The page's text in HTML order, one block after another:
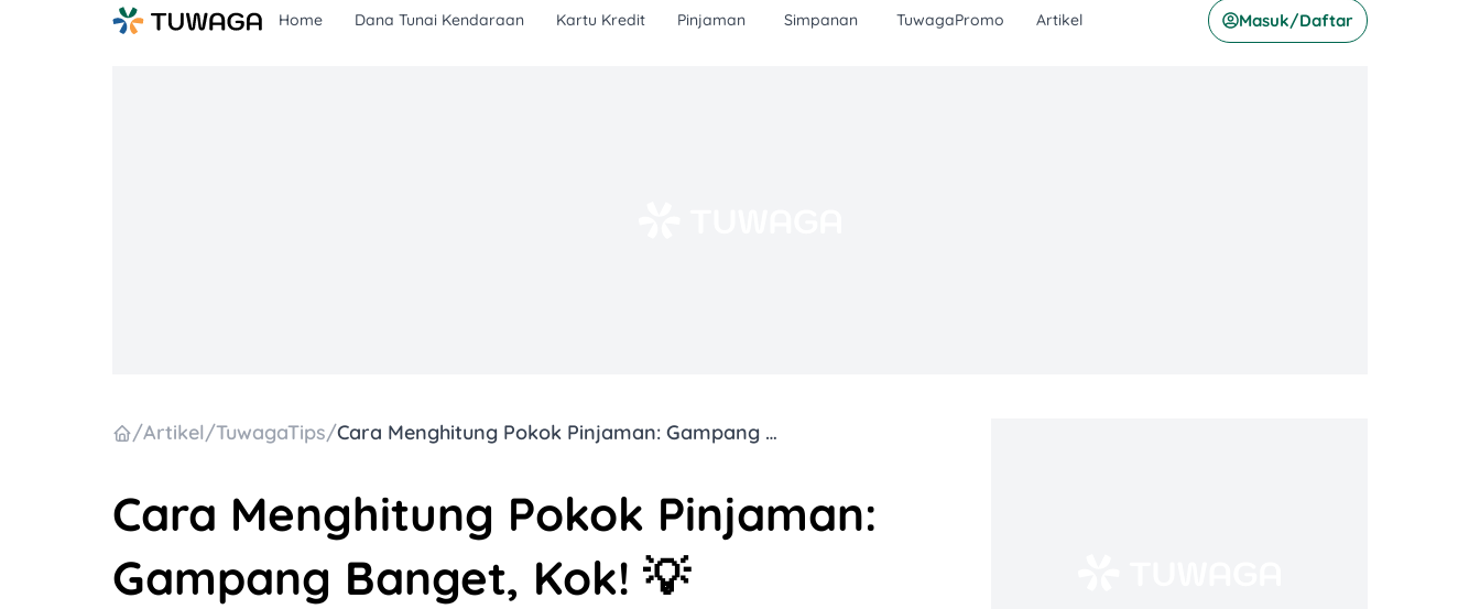
Home Dana Tunai Kendaraan Kartu Kredit Pinjaman Simpanan TuwagaPromo Artikel Masuk/Daftar
/Artikel/TuwagaTips/ Cara Menghitung Pokok Pinjaman: Gampang Banget, Kok! 💡
Cara Menghitung Pokok Pinjaman:
Gampang Banget, Kok! 💡